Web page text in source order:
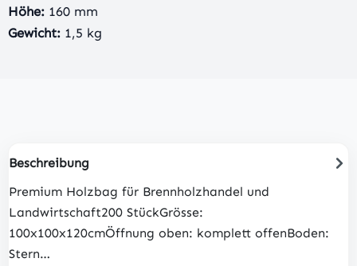
Höhe: 160 mm
Gewicht: 1,5 kg
Beschreibung
Premium Holzbag für Brennholzhandel und
Landwirtschaft200 StückGrösse:
100x100x120cmÖffnung oben: komplett offenBoden:
Stern…